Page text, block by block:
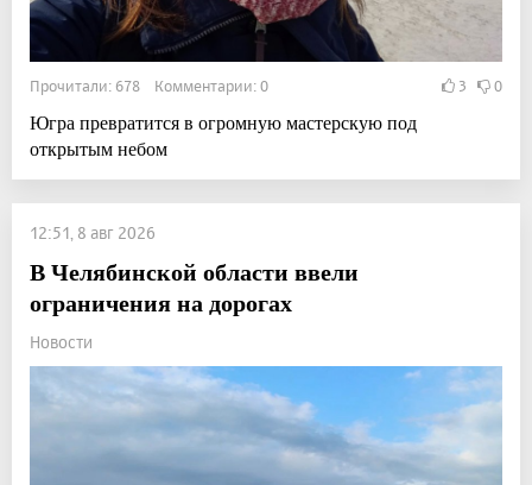
Прочитали: 678 Комментарии: 0 3 0
Югра превратится в огромную мастерскую под
открытым небом
12:51, 8 авг 2026
В Челябинской области ввели
ограничения на дорогах
Новости